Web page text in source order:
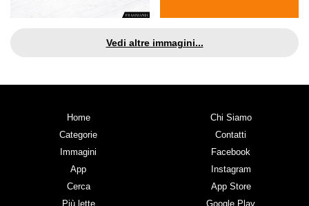
Vedi altre immagini...
Home
Categorie
Immagini
App
Cerca
Più lette
Chi Siamo
Contatti
Facebook
Instagram
App Store
Google Play